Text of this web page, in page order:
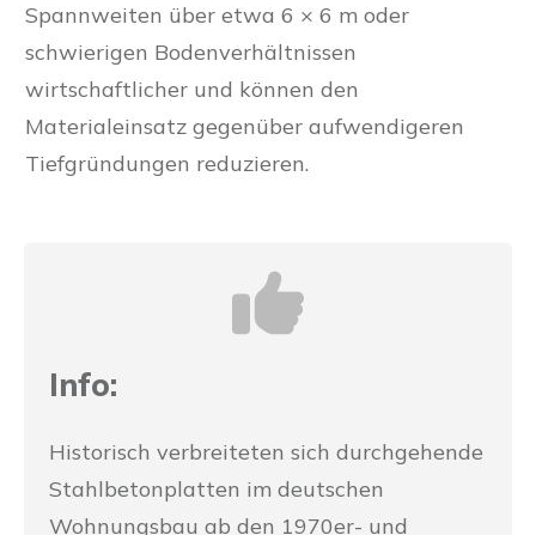
Spannweiten über etwa 6 × 6 m oder
schwierigen Bodenverhältnissen
wirtschaftlicher und können den
Materialeinsatz gegenüber aufwendigeren
Tiefgründungen reduzieren.
Info:
Historisch verbreiteten sich durchgehende
Stahlbetonplatten im deutschen
Wohnungsbau ab den 1970er- und